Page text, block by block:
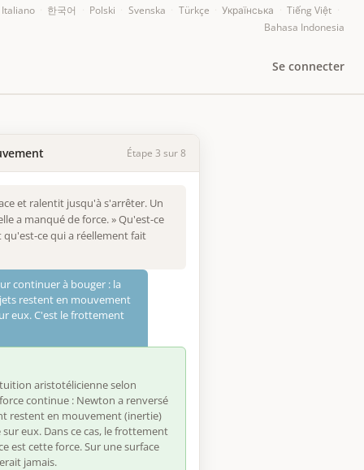
Italiano 한국어 Polski Svenska Türkçe Українська Tiếng Việt
Bahasa Indonesia
Se connecter
Étape 3 sur 8
et ralentit jusqu'à s'arrêter. Un
a manqué de force. » Qu'est-ce
ce qui a réellement fait
continuer à bouger : la
restent en mouvement
eux. C'est le frottement
aristotélicienne selon
continue : Newton a renversé
restent en mouvement (inertie)
eux. Dans ce cas, le frottement
est cette force. Sur une surface
jamais.